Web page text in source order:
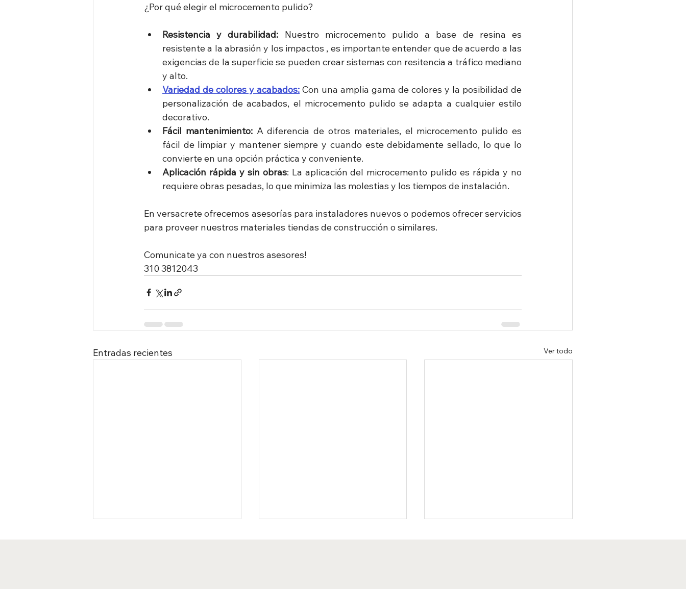
¿Por qué elegir el microcemento pulido?
Resistencia y durabilidad: Nuestro microcemento pulido a base de resina es
resistente a la abrasión y los impactos , es importante entender que de acuerdo a las
exigencias de la superficie se pueden crear sistemas con resitencia a tráfico mediano
y alto.
Variedad de colores y acabados: Con una amplia gama de colores y la posibilidad de
personalización de acabados, el microcemento pulido se adapta a cualquier estilo
decorativo.
Fácil mantenimiento: A diferencia de otros materiales, el microcemento pulido es
fácil de limpiar y mantener siempre y cuando este debidamente sellado, lo que lo
convierte en una opción práctica y conveniente.
Aplicación rápida y sin obras: La aplicación del microcemento pulido es rápida y no
requiere obras pesadas, lo que minimiza las molestias y los tiempos de instalación.
En versacrete ofrecemos asesorías para instaladores nuevos o podemos ofrecer servicios
para proveer nuestros materiales tiendas de construcción o similares.
Comunicate ya con nuestros asesores!
310 3812043
Entradas recientes Ver todo